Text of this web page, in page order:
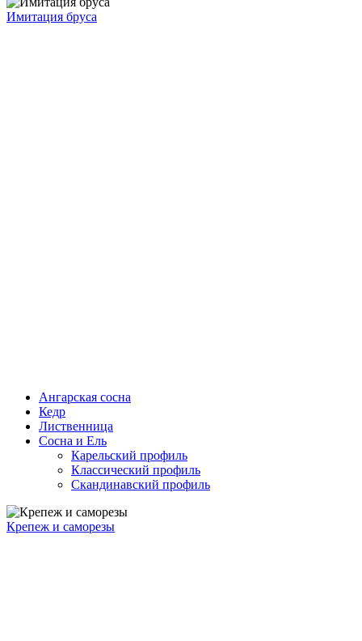
Имитация бруса
Ангарская сосна
Кедр
Лиственница
Сосна и Ель
Карельский профиль
Классический профиль
Скандинавский профиль
Крепеж и саморезы